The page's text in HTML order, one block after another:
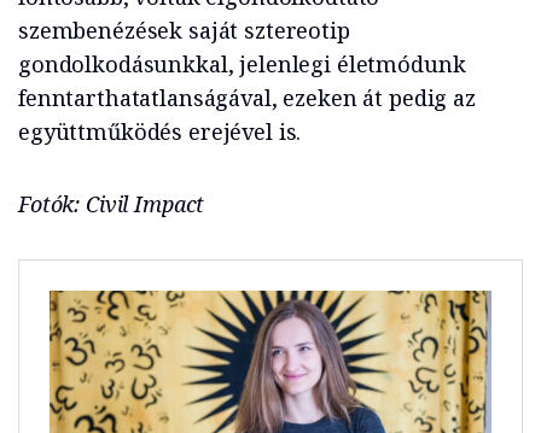
szembenézések saját sztereotip
gondolkodásunkkal, jelenlegi életmódunk
fenntarthatatlanságával, ezeken át pedig az
együttműködés erejével is.
Fotók: Civil Impact